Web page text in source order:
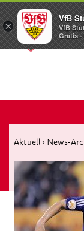
Aktuell › News-
×
VfB
VfB
Gratis -